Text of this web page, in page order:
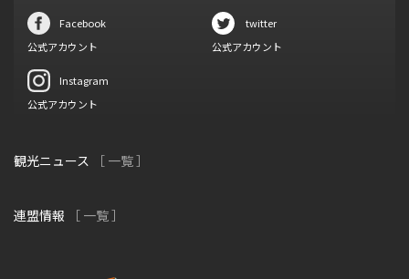
Facebook
公式アカウント
twitter
公式アカウント
Instagram
公式アカウント
観光ニュース ［ 一覧 ］
連盟情報 ［ 一覧 ］